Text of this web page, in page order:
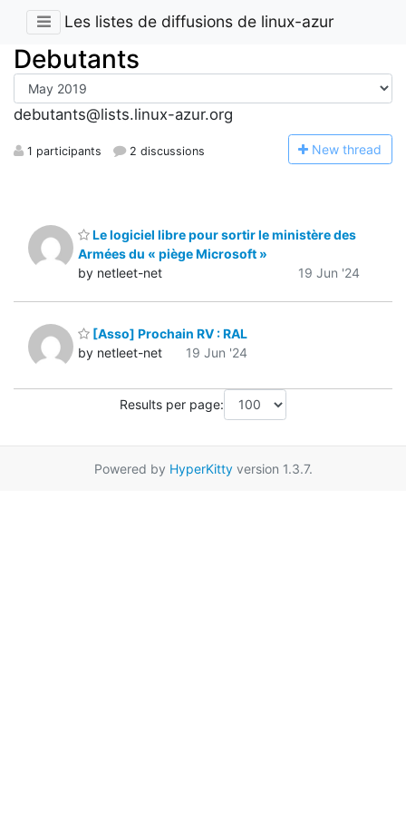
Les listes de diffusions de linux-azur
Debutants
debutants@lists.linux-azur.org
1 participants 2 discussions New thread
Le logiciel libre pour sortir le ministère des
Armées du « piège Microsoft »
by netleet-net
19 Jun '24
[Asso] Prochain RV : RAL
by netleet-net
19 Jun '24
Results per page:
Powered by HyperKittyversion 1.3.7.